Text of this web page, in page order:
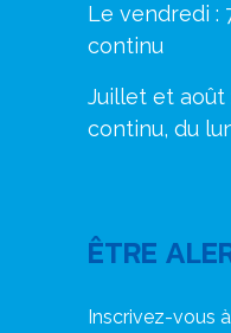
Le vendredi :
continu
Juillet et août
continu, du
ÊTRE
Inscrivez-vous